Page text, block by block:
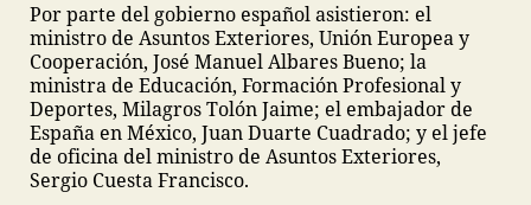
Por parte del gobierno español asistieron: el
ministro de Asuntos Exteriores, Unión Europea y
Cooperación, José Manuel Albares Bueno; la
ministra de Educación, Formación Profesional y
Deportes, Milagros Tolón Jaime; el embajador de
España en México, Juan Duarte Cuadrado; y el jefe
de oficina del ministro de Asuntos Exteriores,
Sergio Cuesta Francisco.